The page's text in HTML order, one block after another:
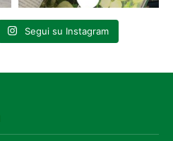
Segui su Instagram